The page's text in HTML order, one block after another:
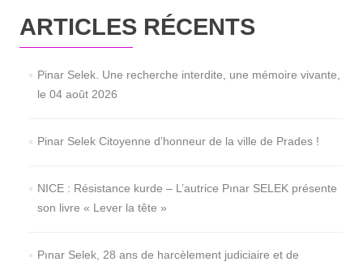
ARTICLES RÉCENTS
Pinar Selek. Une recherche interdite, une mémoire vivante,
le 04 août 2026
Pinar Selek Citoyenne d’honneur de la ville de Prades !
NICE : Résistance kurde – L’autrice Pınar SELEK présente
son livre « Lever la tête »
Pınar Selek, 28 ans de harcèlement judiciaire et de